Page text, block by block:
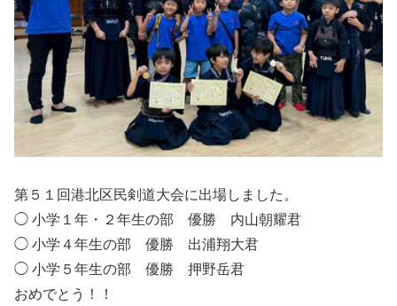
第５１回港北区民剣道大会に出場しました。
◯ 小学１年・２年生の部 優勝 内山朝耀君
◯ 小学４年生の部 優勝 出浦翔大君
◯ 小学５年生の部 優勝 押野岳君
おめでとう！！